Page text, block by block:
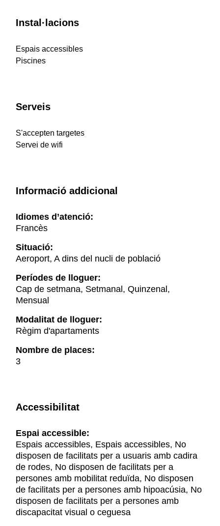
Instal·lacions
Espais accessibles
Piscines
Serveis
S'accepten targetes
Servei de wifi
Informació addicional
Idiomes d’atenció:
Francès
Situació:
Aeroport, A dins del nucli de població
Períodes de lloguer:
Cap de setmana, Setmanal, Quinzenal,
Mensual
Modalitat de lloguer:
Règim d'apartaments
Nombre de places:
3
Accessibilitat
Espai accessible:
Espais accessibles, Espais accessibles, No
disposen de facilitats per a usuaris amb cadira
de rodes, No disposen de facilitats per a
persones amb mobilitat reduïda, No disposen
de facilitats per a persones amb hipoacúsia, No
disposen de facilitats per a persones amb
discapacitat visual o ceguesa